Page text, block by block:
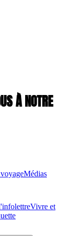
À NOTRE
Médias
Vivre et